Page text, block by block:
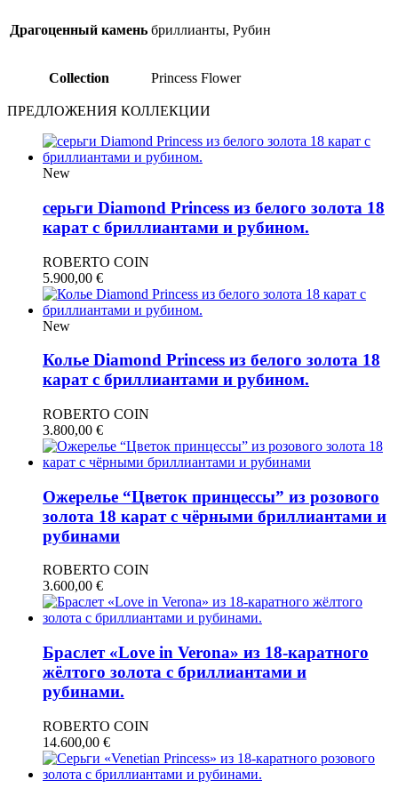
Драгоценный камень бриллианты, Рубин
Collection Princess Flower
ПРЕДЛОЖЕНИЯ КОЛЛЕКЦИИ
New
серьги Diamond Princess из белого золота 18
карат с бриллиантами и рубином.
ROBERTO COIN
5.900,00 €
New
Колье Diamond Princess из белого золота 18
карат с бриллиантами и рубином.
ROBERTO COIN
3.800,00 €
Ожерелье “Цветок принцессы” из розового
золота 18 карат с чёрными бриллиантами и
рубинами
ROBERTO COIN
3.600,00 €
Браслет «Love in Verona» из 18-каратного
жёлтого золота с бриллиантами и
рубинами.
ROBERTO COIN
14.600,00 €